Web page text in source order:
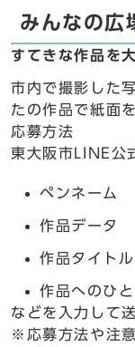
みんなの広
すてきな作品を
市内で撮影した
たの作品で紙面
応募方法
東大阪市LINE公
ペンネーム
作品データ
作品タイトル
作品へのひ
などを入力して送
※応募方法や注